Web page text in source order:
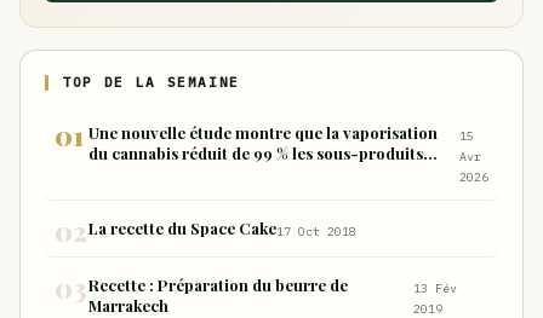
TOP DE LA SEMAINE
Une nouvelle étude montre que la vaporisation
du cannabis réduit de 99 % les sous-produits
15
Avr
2026
La recette du Space Cake17 Oct 2018
Recette : Préparation du beurre de
Marrakech
13 Fév
2019